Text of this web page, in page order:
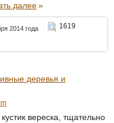
далее»
2014 года
1619
деревья и
вереска, тщательно